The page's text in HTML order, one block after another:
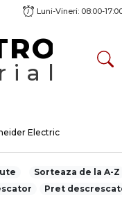
Luni-Vineri: 08:00-
Electric
Sorteaza de la A-Z
Pret